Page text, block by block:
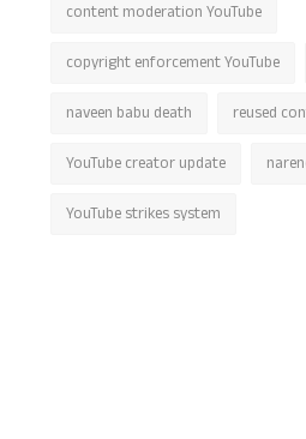
content moderation YouTube
copyright enforcement YouTube
naveen babu death reused
YouTube creator update
YouTube strikes system